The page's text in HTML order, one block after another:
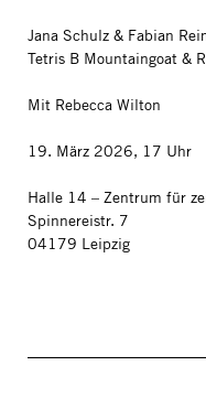
Jana Schulz & Fabian
Tetris B Mountaingoat &
Mit Rebecca Wilton
19. März 2026, 17 Uhr
Halle 14 – Zentrum für
Spinnereistr. 7
04179 Leipzig